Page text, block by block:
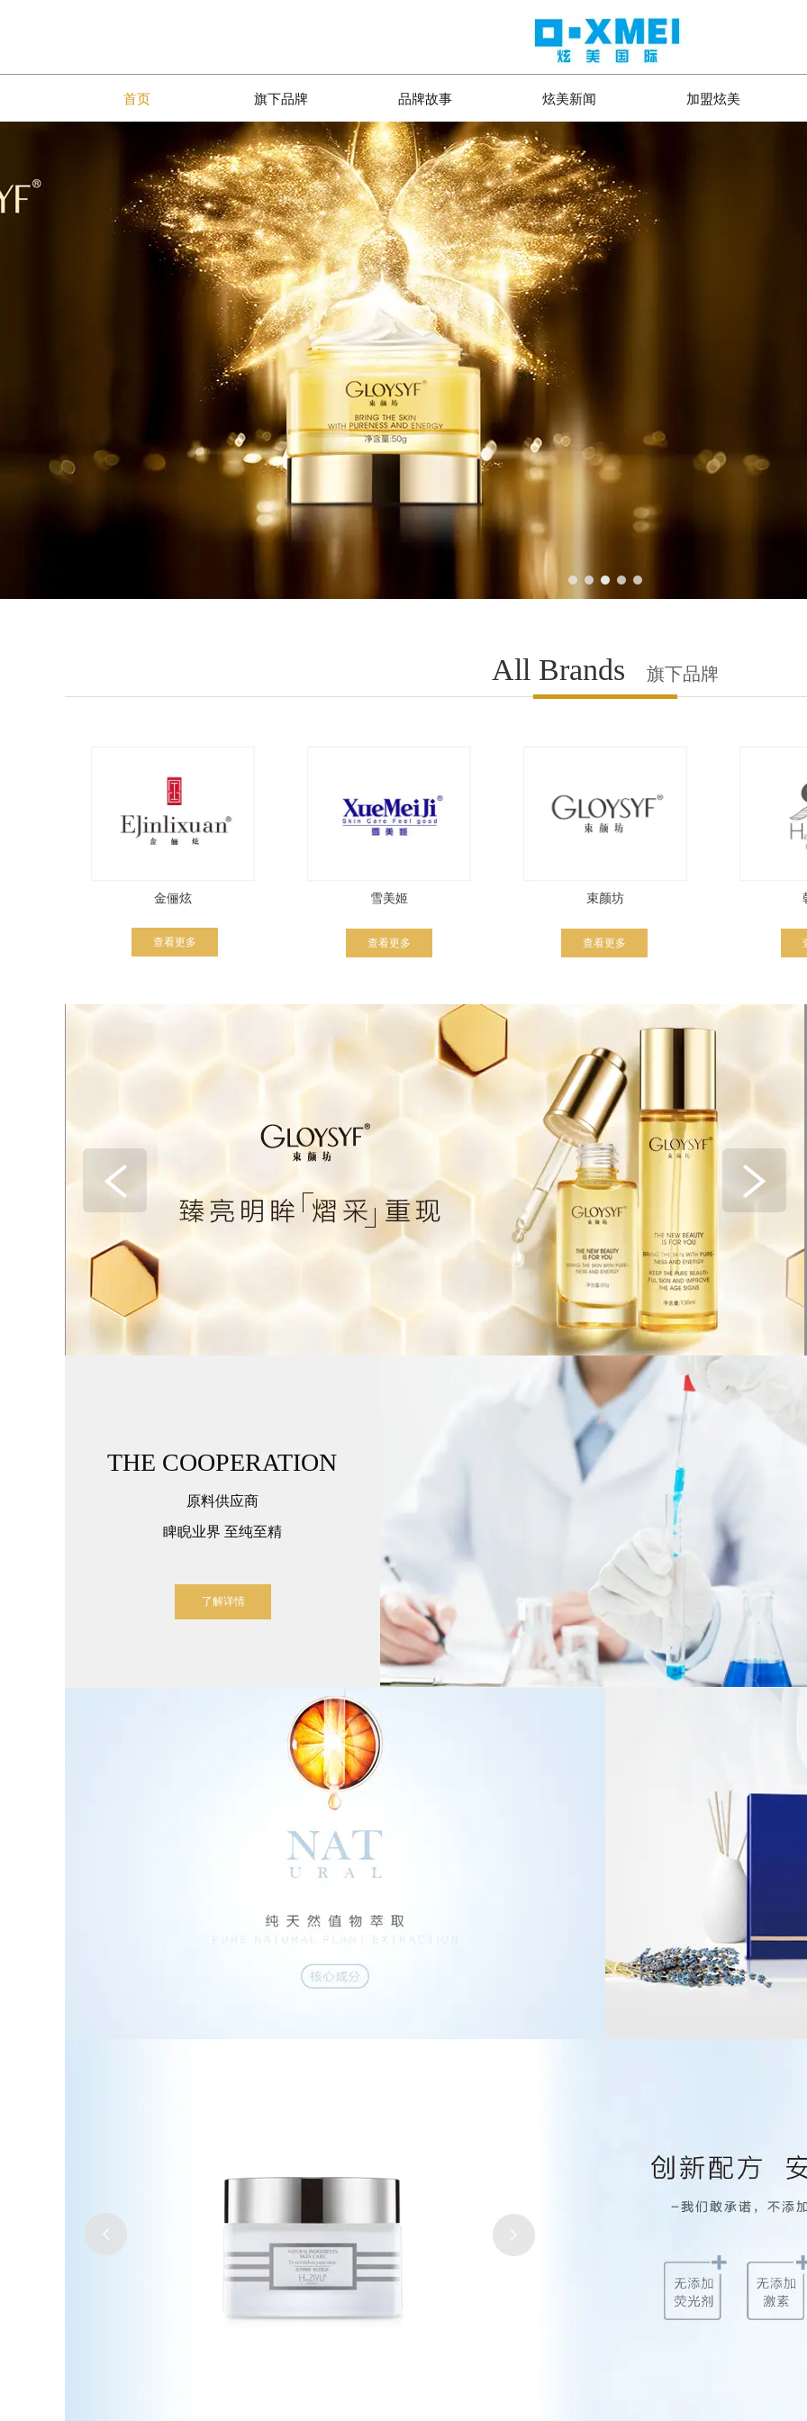
首页 旗下品牌 品牌故事 炫美新闻 加盟炫美
All Brands 旗下品牌
金俪炫 雪美姬 束颜坊
查看更多 查看更多 查看更多
THE COOPERATION
原料供应商
睥睨业界 至纯至精
了解详情